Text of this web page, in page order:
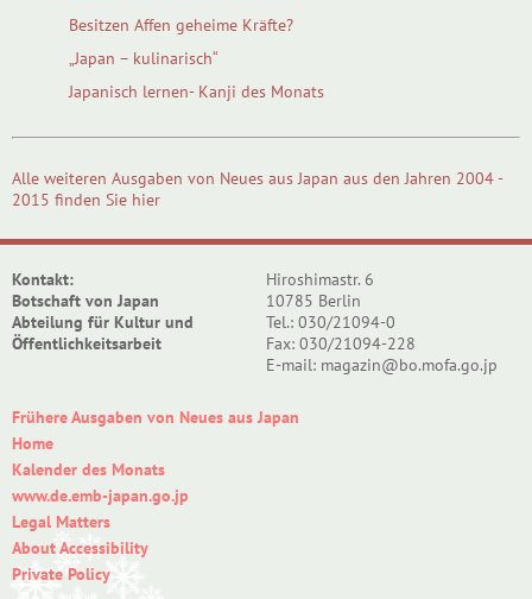
Besitzen Affen geheime Kräfte?
„Japan – kulinarisch“
Japanisch lernen- Kanji des Monats
Alle weiteren Ausgaben von Neues aus Japan aus den Jahren 2004 -
2015 finden Sie hier
Kontakt:
Botschaft von Japan
Abteilung für Kultur und
Öffentlichkeitsarbeit
Hiroshimastr. 6
10785 Berlin
Tel.: 030/21094-0
Fax: 030/21094-228
E-mail: magazin@bo.mofa.go.jp
Frühere Ausgaben von Neues aus Japan
Home
Kalender des Monats
www.de.emb-japan.go.jp
Legal Matters
About Accessibility
Private Policy